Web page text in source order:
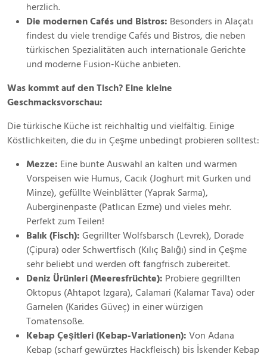
herzlich.
Die modernen Cafés und Bistros: Besonders in Alaçatı
findest du viele trendige Cafés und Bistros, die neben
türkischen Spezialitäten auch internationale Gerichte
und moderne Fusion-Küche anbieten.
Was kommt auf den Tisch? Eine kleine
Geschmacksvorschau:
Die türkische Küche ist reichhaltig und vielfältig. Einige
Köstlichkeiten, die du in Çeşme unbedingt probieren solltest:
Mezze: Eine bunte Auswahl an kalten und warmen
Vorspeisen wie Humus, Cacık (Joghurt mit Gurken und
Minze), gefüllte Weinblätter (Yaprak Sarma),
Auberginenpaste (Patlıcan Ezme) und vieles mehr.
Perfekt zum Teilen!
Balık (Fisch): Gegrillter Wolfsbarsch (Levrek), Dorade
(Çipura) oder Schwertfisch (Kılıç Balığı) sind in Çeşme
sehr beliebt und werden oft fangfrisch zubereitet.
Deniz Ürünleri (Meeresfrüchte): Probiere gegrillten
Oktopus (Ahtapot Izgara), Calamari (Kalamar Tava) oder
Garnelen (Karides Güveç) in einer würzigen
Tomatensoße.
Kebap Çeşitleri (Kebap-Variationen): Von Adana
Kebap (scharf gewürztes Hackfleisch) bis İskender Kebap